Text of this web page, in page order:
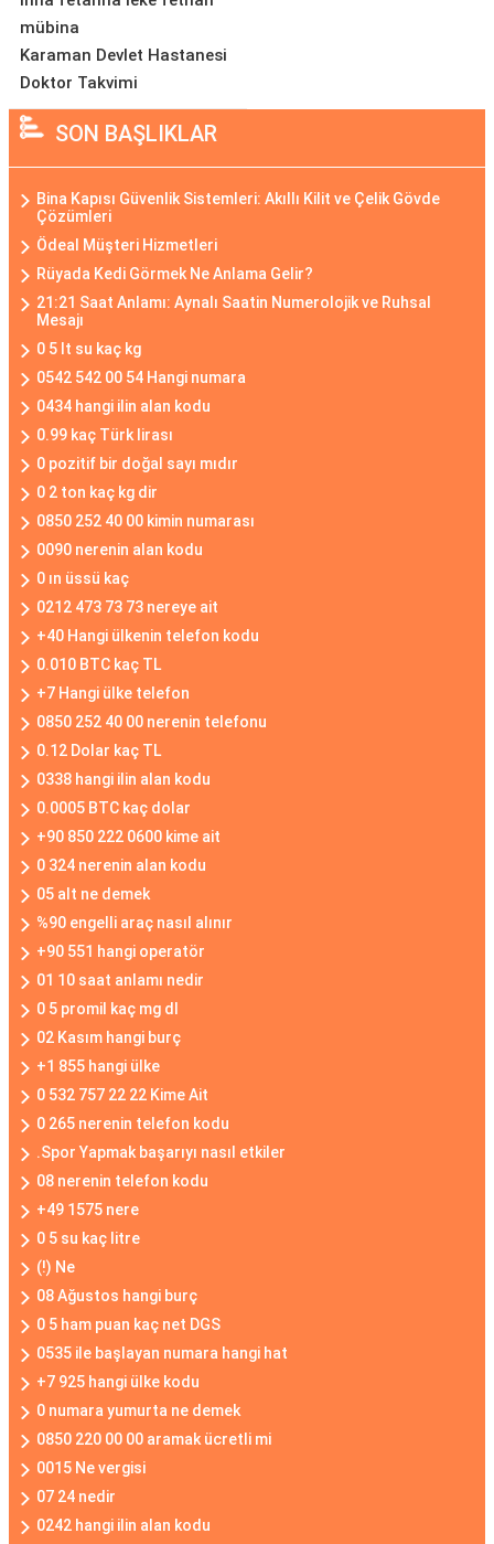
mübina
Karaman Devlet Hastanesi
Doktor Takvimi
SON BAŞLIKLAR
Bina Kapısı Güvenlik Sistemleri: Akıllı Kilit ve Çelik Gövde
Çözümleri
Ödeal Müşteri Hizmetleri
Rüyada Kedi Görmek Ne Anlama Gelir?
21:21 Saat Anlamı: Aynalı Saatin Numerolojik ve Ruhsal
Mesajı
0 5 lt su kaç kg
0542 542 00 54 Hangi numara
0434 hangi ilin alan kodu
0.99 kaç Türk lirası
0 pozitif bir doğal sayı mıdır
0 2 ton kaç kg dir
0850 252 40 00 kimin numarası
0090 nerenin alan kodu
0 ın üssü kaç
0212 473 73 73 nereye ait
+40 Hangi ülkenin telefon kodu
0.010 BTC kaç TL
+7 Hangi ülke telefon
0850 252 40 00 nerenin telefonu
0.12 Dolar kaç TL
0338 hangi ilin alan kodu
0.0005 BTC kaç dolar
+90 850 222 0600 kime ait
0 324 nerenin alan kodu
05 alt ne demek
%90 engelli araç nasıl alınır
+90 551 hangi operatör
01 10 saat anlamı nedir
0 5 promil kaç mg dl
02 Kasım hangi burç
+1 855 hangi ülke
0 532 757 22 22 Kime Ait
0 265 nerenin telefon kodu
.Spor Yapmak başarıyı nasıl etkiler
08 nerenin telefon kodu
+49 1575 nere
0 5 su kaç litre
(!) Ne
08 Ağustos hangi burç
0 5 ham puan kaç net DGS
0535 ile başlayan numara hangi hat
+7 925 hangi ülke kodu
0 numara yumurta ne demek
0850 220 00 00 aramak ücretli mi
0015 Ne vergisi
07 24 nedir
0242 hangi ilin alan kodu